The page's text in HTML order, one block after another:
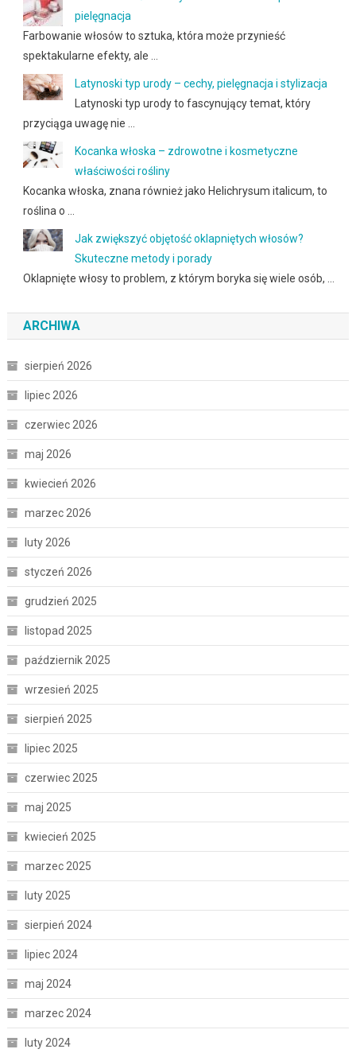
pielęgnacja
Farbowanie włosów to sztuka, która może przynieść
spektakularne efekty, ale …
Latynoski typ urody – cechy, pielęgnacja i stylizacja
Latynoski typ urody to fascynujący temat, który
przyciąga uwagę nie …
Kocanka włoska – zdrowotne i kosmetyczne
właściwości rośliny
Kocanka włoska, znana również jako Helichrysum italicum, to
roślina o …
Jak zwiększyć objętość oklapniętych włosów?
Skuteczne metody i porady
Oklapnięte włosy to problem, z którym boryka się wiele osób, …
ARCHIWA
sierpień 2026
lipiec 2026
czerwiec 2026
maj 2026
kwiecień 2026
marzec 2026
luty 2026
styczeń 2026
grudzień 2025
listopad 2025
październik 2025
wrzesień 2025
sierpień 2025
lipiec 2025
czerwiec 2025
maj 2025
kwiecień 2025
marzec 2025
luty 2025
sierpień 2024
lipiec 2024
maj 2024
marzec 2024
luty 2024